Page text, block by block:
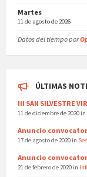
Martes
11 de agosto de 2026
Datos del tiempo por
ÚLTIMAS
III SAN SILVESTRE
11 de diciembre de 2020 in
Anuncio
17 de agosto de 2020 in
Anuncio
21 de febrero de 2020 in